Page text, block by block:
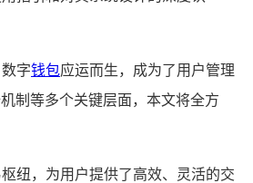
字钱包应运而生，成为了用户管理
制等多个关键层面，本文将全方
纽，为用户提供了高效、灵活的交